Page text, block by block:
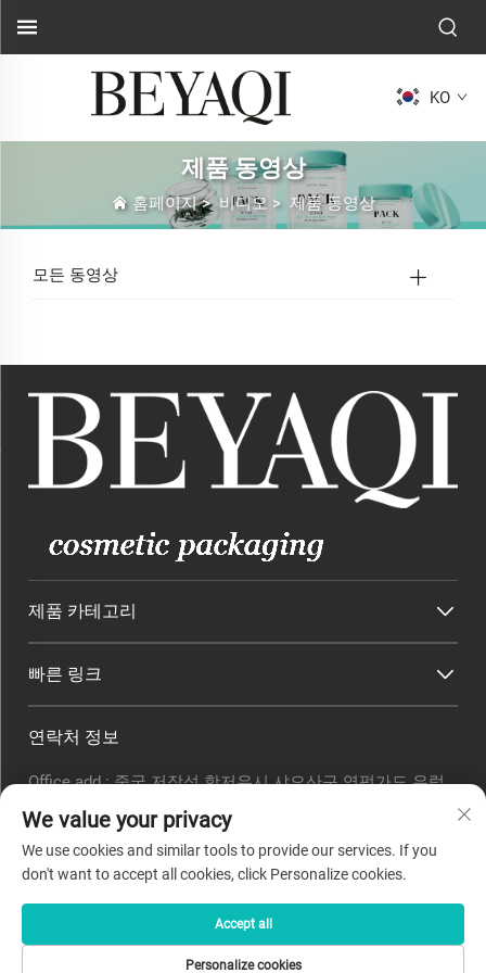
KO
제품 동영상
홈페이지>비디오 > 제품 동영상
모든 동영상
제품 카테고리
빠른 링크
연락처 정보
Office add : 중국 저장성 항저우시 샤오산구 영펑가도 유럽
아메리카 혁신시티 타워 3동 14층 1405호
[email protected]
전화번호 :
0571-82266375
저작권 © 2025 Beyaqi Cosmetics(hangzhou) Co., Ltd. -
We value your privacy
We use cookies and similar tools to provide our services. If you
don't want to accept all cookies, click Personalize cookies.
Personalize cookies
Accept all